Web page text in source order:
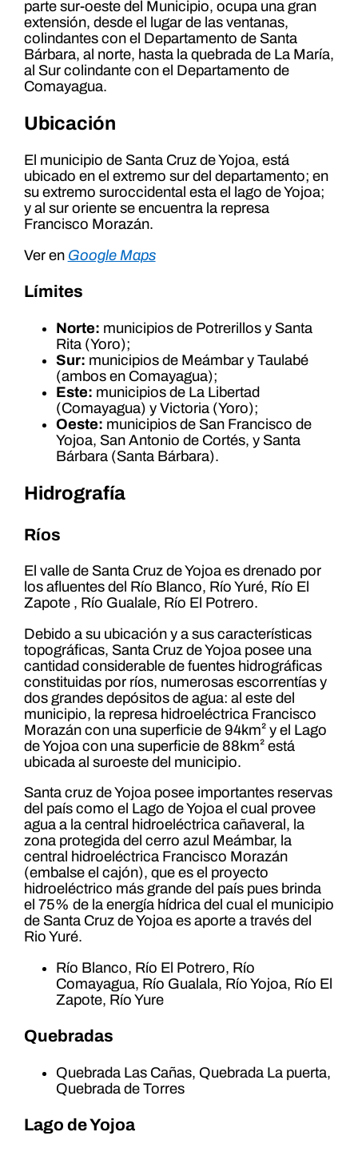
parte sur-oeste del Municipio, ocupa una gran
extensión, desde el lugar de las ventanas,
colindantes con el Departamento de Santa
Bárbara, al norte, hasta la quebrada de La María,
al Sur colindante con el Departamento de
Comayagua.
Ubicación
El municipio de Santa Cruz de Yojoa, está
ubicado en el extremo sur del departamento; en
su extremo suroccidental esta el lago de Yojoa;
y al sur oriente se encuentra la represa
Francisco Morazán.
Ver en Google Maps
Límites
Norte: municipios de Potrerillos y Santa
Rita (Yoro);
Sur: municipios de Meámbar y Taulabé
(ambos en Comayagua);
Este: municipios de La Libertad
(Comayagua) y Victoria (Yoro);
Oeste: municipios de San Francisco de
Yojoa, San Antonio de Cortés, y Santa
Bárbara (Santa Bárbara).
Hidrografía
Ríos
El valle de Santa Cruz de Yojoa es drenado por
los afluentes del Río Blanco, Río Yuré, Río El
Zapote , Río Gualale, Río El Potrero.
Debido a su ubicación y a sus características
topográficas, Santa Cruz de Yojoa posee una
cantidad considerable de fuentes hidrográficas
constituidas por ríos, numerosas escorrentías y
dos grandes depósitos de agua: al este del
municipio, la represa hidroeléctrica Francisco
Morazán con una superficie de 94km² y el Lago
de Yojoa con una superficie de 88km² está
ubicada al suroeste del municipio.
Santa cruz de Yojoa posee importantes reservas
del país como el Lago de Yojoa el cual provee
agua a la central hidroeléctrica cañaveral, la
zona protegida del cerro azul Meámbar, la
central hidroeléctrica Francisco Morazán
(embalse el cajón), que es el proyecto
hidroeléctrico más grande del país pues brinda
el 75% de la energía hídrica del cual el municipio
de Santa Cruz de Yojoa es aporte a través del
Rio Yuré.
Río Blanco, Río El Potrero, Río
Comayagua, Río Gualala, Río Yojoa, Río El
Zapote, Río Yure
Quebradas
Quebrada Las Cañas, Quebrada La puerta,
Quebrada de Torres
Lago de Yojoa